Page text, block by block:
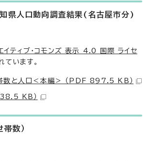
人口動向調査結果(名古屋市分)
イティブ・コモンズ 表示 4.0 国際 ライセ
ています。
数と人口＜本編＞ （PDF 897.5 KB）
KB）
帯数）